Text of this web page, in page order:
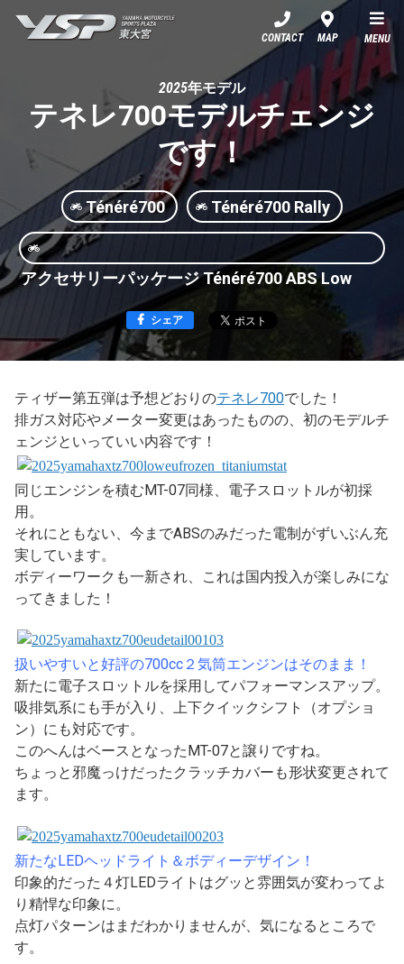
CONTACT MAP MENU
2025年モデル
テネレ700モデルチェンジ
です！
Ténéré700 Ténéré700 Rally
アクセサリーパッケージ Ténéré700 ABS Low
シェア
ティザー第五弾は予想どおりのテネレ700でした！
排ガス対応やメーター変更はあったものの、初のモデルチ
ェンジといっていい内容です！
同じエンジンを積むMT-07同様、電子スロットルが初採
用。
それにともない、今までABSのみだった電制がずいぶん充
実しています。
ボディーワークも一新され、これは国内投入が楽しみにな
ってきました！
扱いやすいと好評の700cc２気筒エンジンはそのまま！
新たに電子スロットルを採用してパフォーマンスアップ。
吸排気系にも手が入り、上下クイックシフト（オプショ
ン）にも対応です。
このへんはベースとなったMT-07と譲りですね。
ちょっと邪魔っけだったクラッチカバーも形状変更されて
ます。
新たなLEDヘッドライト＆ボディーデザイン！
印象的だった４灯LEDライトはグッと雰囲気が変わってよ
り精悍な印象に。
点灯パターンはまだわかりませんが、気になるところで
す。